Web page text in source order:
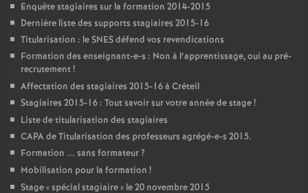
Enquête stagiaires sur la formation 2014-2015
Dernière liste des supports stagiaires 2015-16
Titularisation : leSNESdéfend vos revendications
Formation des enseignant-e-s : Non à l’apprentissage, oui au pré-
recrutement!
Affectation des stagiaires 2015-16 à Créteil
Stagiaires 2015-16 : Tout savoir sur votre année de stage!
Liste de titularisation des stagiaires
CAPAde Titularisation des professeurs agrégé-e-s 2015.
Formation ... sans formateur?
Mobilisation pour la formation !
Stage «spécial stagiaire» le 20 novembre 2015